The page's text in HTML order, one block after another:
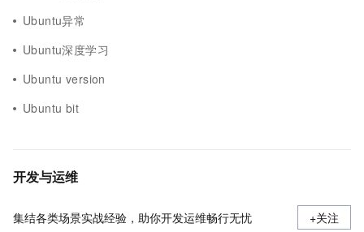
Ubuntu异常
Ubuntu深度学习
Ubuntu version
Ubuntu bit
开发与运维
集结各类场景实战经验，助你开发运维畅行无忧 +关注